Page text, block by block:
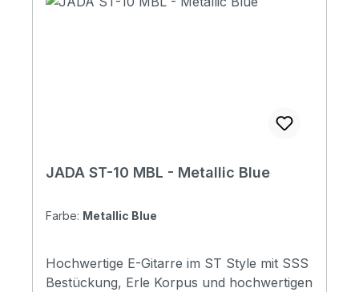
JADA ST-10 MBL - Metallic Blue
Farbe: Metallic Blue
Hochwertige E-Gitarre im ST Style mit SSS
Bestückung, Erle Korpus und hochwertigen